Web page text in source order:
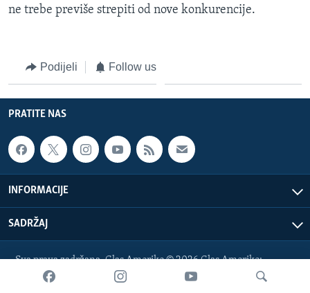
ne trebe previše strepiti od nove konkurencije.
Podijeli Follow us
PRATITE NAS
INFORMACIJE
SADRŽAJ
Sva prava zadržana. Glas Amerike © 2026 Glas Amerike:
bosnian-service@voanews.com